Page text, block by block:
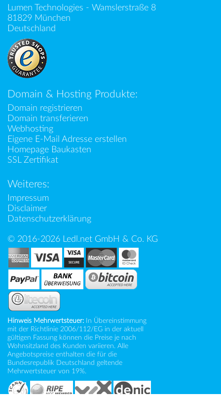
Lumen Technologies - Wamslerstraße 8
81829 München
Deutschland
Domain & Hosting Produkte:
Domain registrieren
Domain transferieren
Webhosting
Eigene E-Mail Adresse erstellen
Homepage Baukasten
SSL Zertifikat
Weiteres:
Impressum
Disclaimer
Datenschutzerklärung
© 2016-2026 Ledl.net GmbH & Co. KG
Hinweis Mehrwertsteuer: In Übereinstimmung
mit der Richtlinie 2006/112/EG in der aktuell
gültigen Fassung können die Preise je nach
Wohnsitzland des Kunden variieren. Alle
Angebotspreise enthalten die für die
Bundesrepublik Deutschland geltende
Mehrwertsteuer von 19%.